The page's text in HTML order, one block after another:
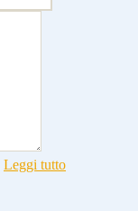
Leggi tutto